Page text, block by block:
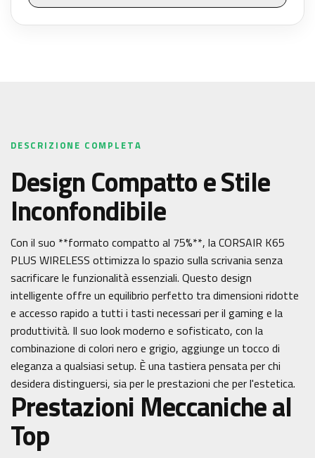
DESCRIZIONE COMPLETA
Design Compatto e Stile
Inconfondibile
Con il suo **formato compatto al 75%**, la CORSAIR K65
PLUS WIRELESS ottimizza lo spazio sulla scrivania senza
sacrificare le funzionalità essenziali. Questo design
intelligente offre un equilibrio perfetto tra dimensioni ridotte
e accesso rapido a tutti i tasti necessari per il gaming e la
produttività. Il suo look moderno e sofisticato, con la
combinazione di colori nero e grigio, aggiunge un tocco di
eleganza a qualsiasi setup. È una tastiera pensata per chi
desidera distinguersi, sia per le prestazioni che per l'estetica.
Prestazioni Meccaniche al
Top